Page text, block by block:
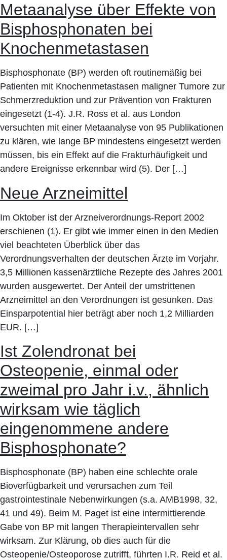
Metaanalyse über Effekte von
Bisphosphonaten bei
Knochenmetastasen
Bisphosphonate (BP) werden oft routinemäßig bei
Patienten mit Knochenmetastasen maligner Tumore zur
Schmerzreduktion und zur Prävention von Frakturen
eingesetzt (1-4). J.R. Ross et al. aus London
versuchten mit einer Metaanalyse von 95 Publikationen
zu klären, wie lange BP mindestens eingesetzt werden
müssen, bis ein Effekt auf die Frakturhäufigkeit und
andere Ereignisse erkennbar wird (5). Der […]
Neue Arzneimittel
Im Oktober ist der Arzneiverordnungs-Report 2002
erschienen (1). Er gibt wie immer einen in den Medien
viel beachteten Überblick über das
Verordnungsverhalten der deutschen Ärzte im Vorjahr.
3,5 Millionen kassenärztliche Rezepte des Jahres 2001
wurden ausgewertet. Der Anteil der umstrittenen
Arzneimittel an den Verordnungen ist gesunken. Das
Einsparpotential hier beträgt aber noch 1,2 Milliarden
EUR. […]
Ist Zolendronat bei
Osteopenie, einmal oder
zweimal pro Jahr i.v., ähnlich
wirksam wie täglich
eingenommene andere
Bisphosphonate?
Bisphosphonate (BP) haben eine schlechte orale
Bioverfügbarkeit und verursachen zum Teil
gastrointestinale Nebenwirkungen (s.a. AMB1998, 32,
41 und 49). Beim M. Paget ist eine intermittierende
Gabe von BP mit langen Therapieintervallen sehr
wirksam. Zur Klärung, ob dies auch für die
Osteopenie/Osteoporose zutrifft, führten I.R. Reid et al.